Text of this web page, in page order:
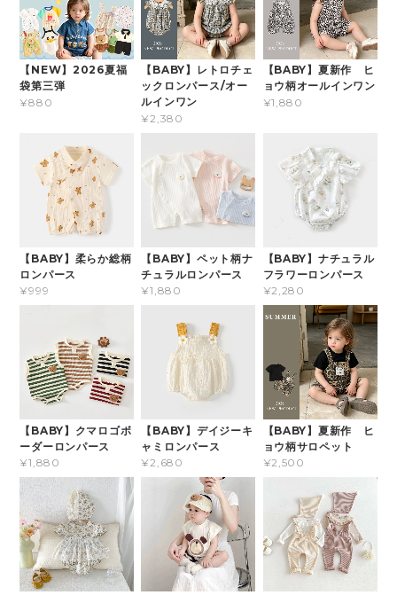
【NEW】2026夏福
袋第三弾
¥880
【BABY】レトロチェ
ックロンパース/オー
ルインワン
¥2,380
【BABY】夏新作 ヒ
ョウ柄オールインワン
¥1,880
【BABY】柔らか総柄
ロンパース
¥999
【BABY】ペット柄ナ
チュラルロンパース
¥1,880
【BABY】ナチュラル
フラワーロンパース
¥2,280
【BABY】クマロゴボ
ーダーロンパース
¥1,880
【BABY】デイジーキ
ャミロンパース
¥2,680
【BABY】夏新作 ヒ
ョウ柄サロペット
¥2,500